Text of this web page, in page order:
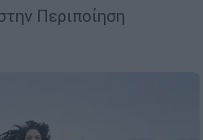
Περιποίηση